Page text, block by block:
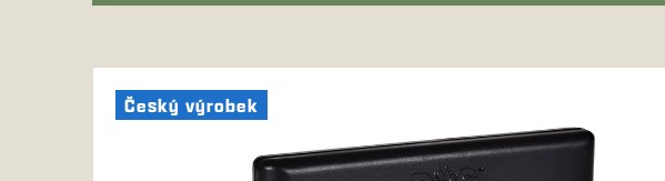
Český výrobek
Český výrobek